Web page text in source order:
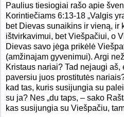
Paulius tiesiogiai rašo apie
Korintiečiams 6:13-18 „Valgis
bet Dievas sunaikins ir vieną, ir
ištvirkavimui, bet Viešpačiui, o
Dievas savo jėga prikėlė
(amžinajam gyvenimui). Argi
Kristaus nariai? Tad nejaugi aš,
paversiu juos prostitutės
kad tas, kuris susijungia su
su ja? Nes „du taps, – sako
kas susijungia su Viešpačiu,